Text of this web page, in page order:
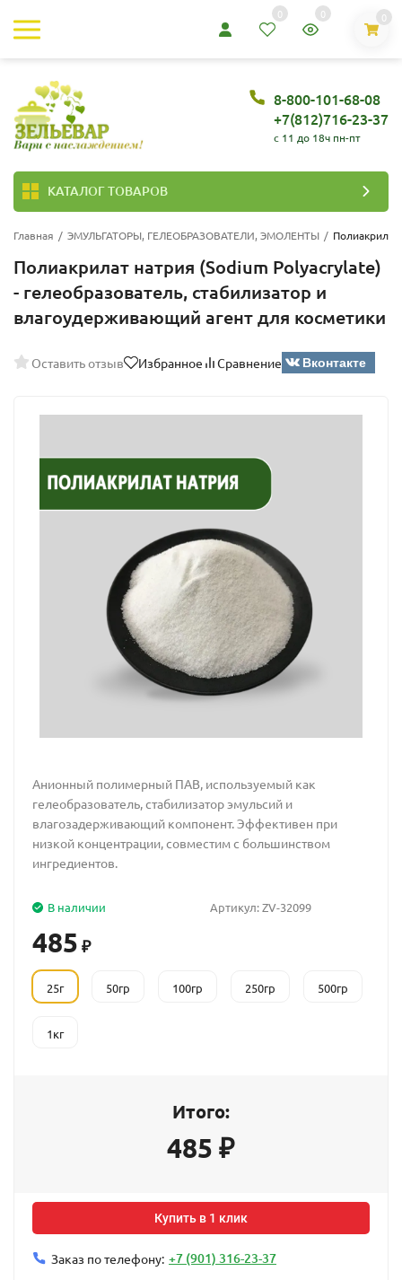
0 0 0
8-800-101-68-08
+7(812)716-23-37
c 11 до 18ч пн-пт
КАТАЛОГ ТОВАРОВ
Главная / ЭМУЛЬГАТОРЫ, ГЕЛЕОБРАЗОВАТЕЛИ, ЭМОЛЕНТЫ /
Полиакрилат натрия (Sodium Polyacrylate)
- гелеобразователь, стабилизатор и
влагоудерживающий агент для косметики
Оставить отзыв Избранное Сравнение Вконтакте
Анионный полимерный ПАВ, используемый как
гелеобразователь, стабилизатор эмульсий и
влагозадерживающий компонент. Эффективен при
низкой концентрации, совместим с большинством
ингредиентов.
Артикул:ZV-32099
В наличии
485 ₽
25г 50гр 100гр 250гр 500гр
1кг
Итого:
485 ₽
Купить в 1 клик
Заказ по телефону: +7 (901) 316-23-37